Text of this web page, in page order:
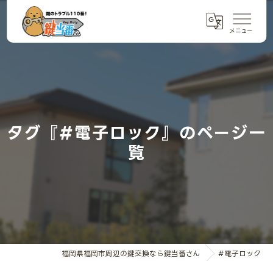
タグ『#電子ロック』のページ一
覧
福岡県福岡市周辺の鍵交換なら鍵当番さん #電子ロック